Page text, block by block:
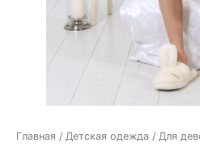
Главная / Детская одежда / Для